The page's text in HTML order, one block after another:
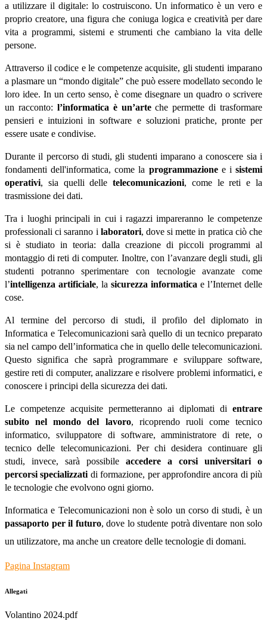
a utilizzare il digitale: lo costruiscono. Un informatico è un vero e
proprio creatore, una figura che coniuga logica e creatività per dare
vita a programmi, sistemi e strumenti che cambiano la vita delle
persone.
Attraverso il codice e le competenze acquisite, gli studenti imparano
a plasmare un “mondo digitale” che può essere modellato secondo le
loro idee. In un certo senso, è come disegnare un quadro o scrivere
un racconto: l’informatica è un’arteche permette di trasformare
pensieri e intuizioni in software e soluzioni pratiche, pronte per
essere usate e condivise.
Durante il percorso di studi, gli studenti imparano a conoscere sia i
fondamenti dell'informatica, come la programmazione e i sistemi
operativi, sia quelli delletelecomunicazioni, come le reti e la
trasmissione dei dati.
Tra i luoghi principali in cui i ragazzi impareranno le competenze
professionali ci saranno i laboratori, dove si mette in pratica ciò che
si è studiato in teoria: dalla creazione di piccoli programmi al
montaggio di reti di computer. Inoltre, con l’avanzare degli studi, gli
studenti potranno sperimentare con tecnologie avanzate come
l’intelligenza artificiale, la sicurezza informatica e l’Internet delle
cose.
Al termine del percorso di studi, il profilo del diplomato in
Informatica e Telecomunicazioni sarà quello di un tecnico preparato
sia nel campo dell’informatica che in quello delle telecomunicazioni.
Questo significa che saprà programmare e sviluppare software,
gestire reti di computer, analizzare e risolvere problemi informatici, e
conoscere i principi della sicurezza dei dati.
Le competenze acquisite permetteranno ai diplomati di entrare
subito nel mondo del lavoro, ricoprendo ruoli come tecnico
informatico, sviluppatore di software,amministratore di rete, o
tecnico delle telecomunicazioni. Per chi desidera continuare gli
studi, invece, sarà possibile accedere a corsi universitari o
percorsi specializzati di formazione, per approfondire ancora di più
le tecnologie che evolvono ogni giorno.
Informatica e Telecomunicazioni non è solo un corso di studi, è un
passaporto per il futuro, dove lo studente potrà diventare non solo
un utilizzatore, ma anche un creatore delle tecnologie di domani.
Pagina Instagram
Allegati
Volantino 2024.pdf